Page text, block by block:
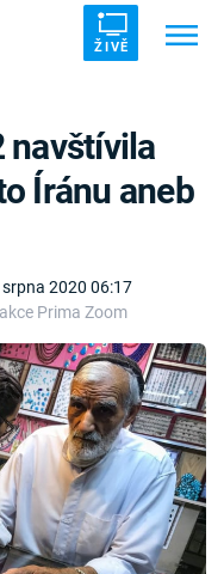
ŽIVĚ
2020 06:17
Prima Zoom
navštívila
Íránu aneb